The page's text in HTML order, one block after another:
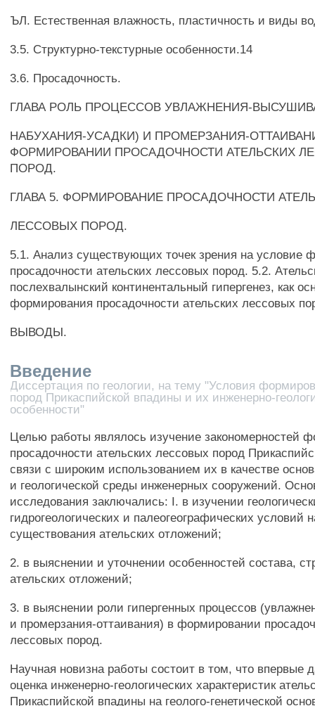
ЪЛ. Естественная влажность, пластичность и виды
3.5. Структурно-текстурные особенности.14
3.6. Просадочность.
ГЛАВА РОЛЬ ПРОЦЕССОВ УВЛАЖНЕНИЯ-
НАБУХАНИЯ-УСАДКИ) И ПРОМЕРЗАНИЯ-
ФОРМИРОВАНИИ ПРОСАДОЧНОСТИ АТЕЛЬСКИХ
ПОРОД.
ГЛАВА 5. ФОРМИРОВАНИЕ ПРОСАДОЧНОСТИ
ЛЕССОВЫХ ПОРОД.
5.1. Анализ существующих точек зрения на условие
просадочности ательских лессовых пород. 5.2.
послехвалынский континентальный гипергенез, как
формирования просадочности ательских лессовых
ВЫВОДЫ.
Введение
Диссертация по геологии, на тему "Условия
пород Прикаспийской впадины и их инженерно-
особенности"
Целью работы являлось изучение закономерностей
просадочности ательских лессовых пород
связи с широким использованием их в качестве
и геологической среды инженерных сооружений.
исследования заключались: I. в изучении
гидрогеологических и палеогеографических условий
существования ательских отложений;
2. в выяснении и уточнении особенностей состава,
ательских отложений;
3. в выяснении роли гипергенных процессов
и промерзания-оттаивания) в формировании
лессовых пород.
Научная новизна работы состоит в том, что впервые
оценка инженерно-геологических характеристик
Прикаспийской впадины на геолого-генетической